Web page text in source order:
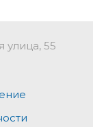
улица, 55